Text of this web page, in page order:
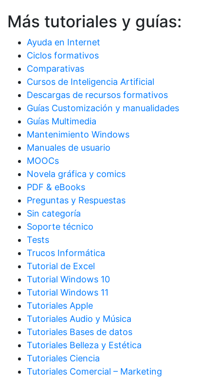
Más tutoriales y guías:
Ayuda en Internet
Ciclos formativos
Comparativas
Cursos de Inteligencia Artificial
Descargas de recursos formativos
Guías Customización y manualidades
Guías Multimedia
Mantenimiento Windows
Manuales de usuario
MOOCs
Novela gráfica y comics
PDF & eBooks
Preguntas y Respuestas
Sin categoría
Soporte técnico
Tests
Trucos Informática
Tutorial de Excel
Tutorial Windows 10
Tutorial Windows 11
Tutoriales Apple
Tutoriales Audio y Música
Tutoriales Bases de datos
Tutoriales Belleza y Estética
Tutoriales Ciencia
Tutoriales Comercial – Marketing